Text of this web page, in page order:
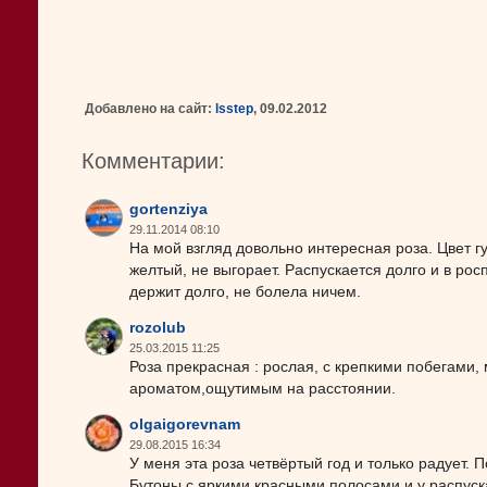
Добавлено на сайт: lsstep, 09.02.2012
Комментарии:
gortenziya
29.11.2014 08:10
На мой взгляд довольно интересная роза. Цвет
желтый, не выгорает. Распускается долго и в
держит долго, не болела ничем.
rozolub
25.03.2015 11:25
Роза прекрасная : рослая, с крепкими
ароматом,ощутимым на расстоянии.
olgaigorevnam
29.08.2015 16:34
У меня эта роза четвёртый год и только радует.